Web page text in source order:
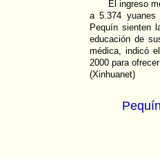
El ingreso
a 5.374 yuanes
Pequín sienten
educación de
médica, indicó
2000 para
(Xinhuanet)